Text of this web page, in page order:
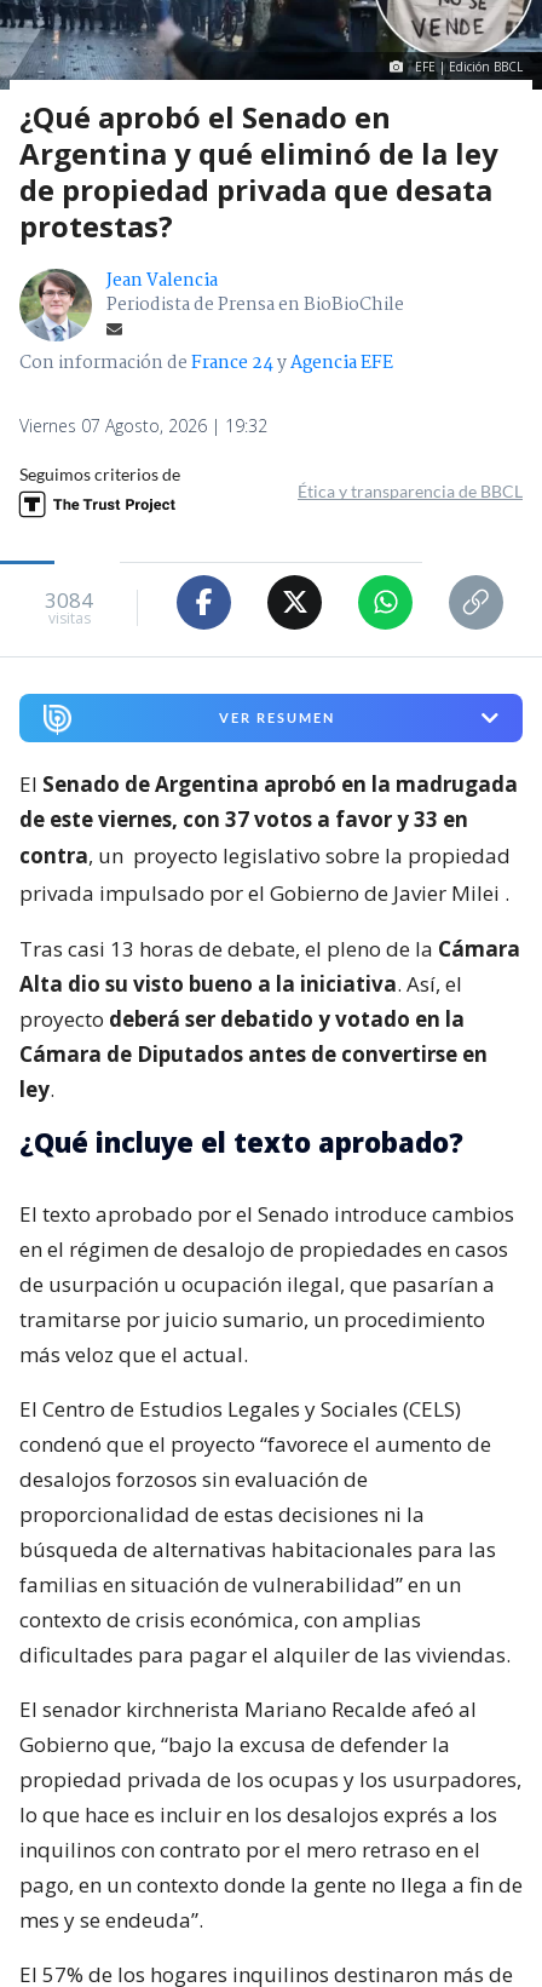
EFE | Edición BBCL
¿Qué aprobó el Senado en
Argentina y qué eliminó de la ley
de propiedad privada que desata
protestas?
Jean Valencia
Periodista de Prensa en BioBioChile
Con información deFrance 24yAgencia EFE
Viernes 07 Agosto, 2026 | 19:32
Seguimos criterios de
Ética y transparencia de BBCL
3084
visitas
VER RESUMEN
El Senado de Argentina aprobó en la madrugada
de este viernes, con 37 votos a favor y 33 en
contra, un proyecto legislativo sobre la propiedad
privada impulsado por el Gobierno de Javier Milei .
Tras casi 13 horas de debate, el pleno de la Cámara
Alta dio su visto bueno a la iniciativa. Así, el
proyecto deberá ser debatido y votado en la
Cámara de Diputados antes de convertirse en
ley.
¿Qué incluye el texto aprobado?
El texto aprobado por el Senado introduce cambios
en el régimen de desalojo de propiedades en casos
de usurpación u ocupación ilegal, que pasarían a
tramitarse por juicio sumario, un procedimiento
más veloz que el actual.
El Centro de Estudios Legales y Sociales (CELS)
condenó que el proyecto “favorece el aumento de
desalojos forzosos sin evaluación de
proporcionalidad de estas decisiones ni la
búsqueda de alternativas habitacionales para las
familias en situación de vulnerabilidad” en un
contexto de crisis económica, con amplias
dificultades para pagar el alquiler de las viviendas.
El senador kirchnerista Mariano Recalde afeó al
Gobierno que, “bajo la excusa de defender la
propiedad privada de los ocupas y los usurpadores,
lo que hace es incluir en los desalojos exprés a los
inquilinos con contrato por el mero retraso en el
pago, en un contexto donde la gente no llega a fin de
mes y se endeuda”.
El 57% de los hogares inquilinos destinaron más de